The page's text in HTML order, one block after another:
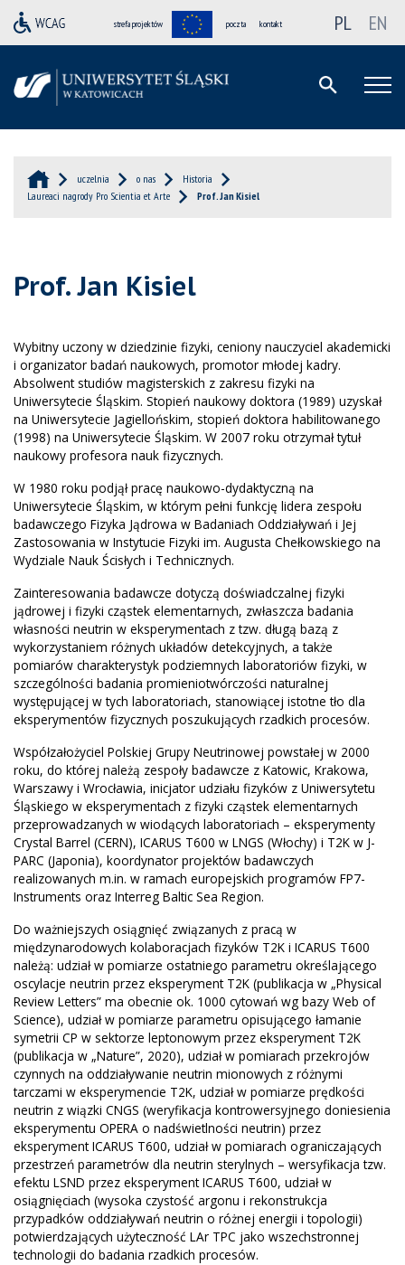
strefa projektów poczta kontakt PL EN
uczelnia o nas
Historia
Laureaci nagrody Pro Scientia et Arte
Prof. Jan Kisiel
Prof. Jan Kisiel
Wybitny uczony w dziedzinie fizyki, ceniony nauczyciel akademicki
i organizator badań naukowych, promotor młodej kadry.
Absolwent studiów magisterskich z zakresu fizyki na
Uniwersytecie Śląskim. Stopień naukowy doktora (1989) uzyskał
na Uniwersytecie Jagiellońskim, stopień doktora habilitowanego
(1998) na Uniwersytecie Śląskim. W 2007 roku otrzymał tytuł
naukowy profesora nauk fizycznych.
W 1980 roku podjął pracę naukowo-dydaktyczną na
Uniwersytecie Śląskim, w którym pełni funkcję lidera zespołu
badawczego Fizyka Jądrowa w Badaniach Oddziaływań i Jej
Zastosowania w Instytucie Fizyki im. Augusta Chełkowskiego na
Wydziale Nauk Ścisłych i Technicznych.
Zainteresowania badawcze dotyczą doświadczalnej fizyki
jądrowej i fizyki cząstek elementarnych, zwłaszcza badania
własności neutrin w eksperymentach z tzw. długą bazą z
wykorzystaniem różnych układów detekcyjnych, a także
pomiarów charakterystyk podziemnych laboratoriów fizyki, w
szczególności badania promieniotwórczości naturalnej
występującej w tych laboratoriach, stanowiącej istotne tło dla
eksperymentów fizycznych poszukujących rzadkich procesów.
Współzałożyciel Polskiej Grupy Neutrinowej powstałej w 2000
roku, do której należą zespoły badawcze z Katowic, Krakowa,
Warszawy i Wrocławia, inicjator udziału fizyków z Uniwersytetu
Śląskiego w eksperymentach z fizyki cząstek elementarnych
przeprowadzanych w wiodących laboratoriach – eksperymenty
Crystal Barrel (CERN), ICARUS T600 w LNGS (Włochy) i T2K w J-
PARC (Japonia), koordynator projektów badawczych
realizowanych m.in. w ramach europejskich programów FP7-
Instruments oraz Interreg Baltic Sea Region.
Do ważniejszych osiągnięć związanych z pracą w
międzynarodowych kolaboracjach fizyków T2K i ICARUS T600
należą: udział w pomiarze ostatniego parametru określającego
oscylacje neutrin przez eksperyment T2K (publikacja w „Physical
Review Letters” ma obecnie ok. 1000 cytowań wg bazy Web of
Science), udział w pomiarze parametru opisującego łamanie
symetrii CP w sektorze leptonowym przez eksperyment T2K
(publikacja w „Nature”, 2020), udział w pomiarach przekrojów
czynnych na oddziaływanie neutrin mionowych z różnymi
tarczami w eksperymencie T2K, udział w pomiarze prędkości
neutrin z wiązki CNGS (weryfikacja kontrowersyjnego doniesienia
eksperymentu OPERA o nadświetlności neutrin) przez
eksperyment ICARUS T600, udział w pomiarach ograniczających
przestrzeń parametrów dla neutrin sterylnych – wersyfikacja tzw.
efektu LSND przez eksperyment ICARUS T600, udział w
osiągnięciach (wysoka czystość argonu i rekonstrukcja
przypadków oddziaływań neutrin o różnej energii i topologii)
potwierdzających użyteczność LAr TPC jako wszechstronnej
technologii do badania rzadkich procesów.